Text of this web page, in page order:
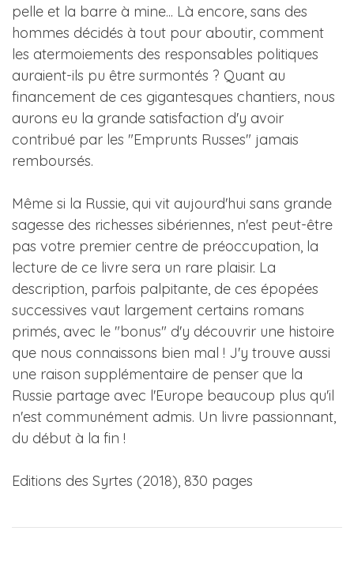
pelle et la barre à mine... Là encore, sans des
hommes décidés à tout pour aboutir, comment
les atermoiements des responsables politiques
auraient-ils pu être surmontés ? Quant au
financement de ces gigantesques chantiers, nous
aurons eu la grande satisfaction d'y avoir
contribué par les "Emprunts Russes" jamais
remboursés.
Même si la Russie, qui vit aujourd'hui sans grande
sagesse des richesses sibériennes, n'est peut-être
pas votre premier centre de préoccupation, la
lecture de ce livre sera un rare plaisir. La
description, parfois palpitante, de ces épopées
successives vaut largement certains romans
primés, avec le "bonus" d'y découvrir une histoire
que nous connaissons bien mal ! J'y trouve aussi
une raison supplémentaire de penser que la
Russie partage avec l'Europe beaucoup plus qu'il
n'est communément admis. Un livre passionnant,
du début à la fin !
Editions des Syrtes (2018), 830 pages